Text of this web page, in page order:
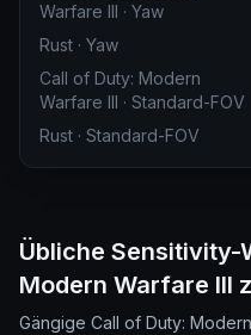
Warfare III · Yaw
Rust · Yaw
Call of Duty: Modern
Warfare III · Standard-FOV
Rust · Standard-FOV
Übliche Sensitivity-
Modern Warfare III
Gängige Call of Duty: